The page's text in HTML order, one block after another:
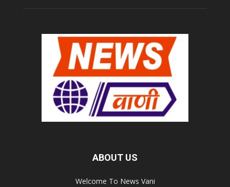
ABOUT US
Welcome To News Vani